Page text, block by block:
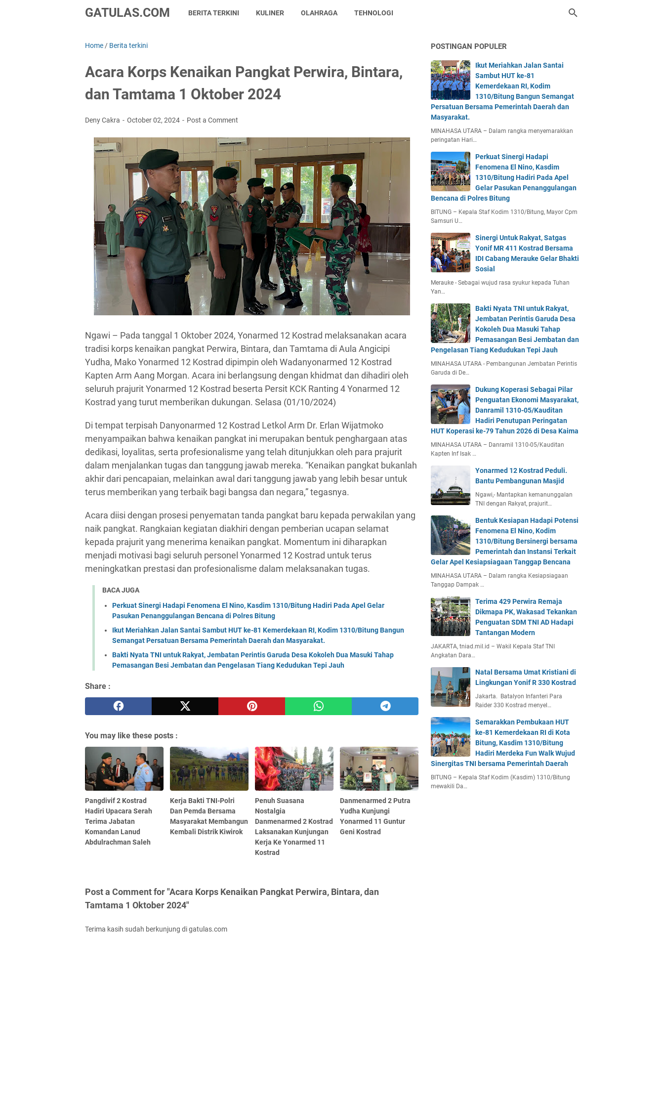
GATULAS.COM BERITA TERKINI KULINER OLAHRAGA TEHNOLOGI
Home / Berita terkini
Acara Korps Kenaikan Pangkat Perwira, Bintara,
dan Tamtama 1 Oktober 2024
Deny Cakra October 02, 2024 Post a Comment
Ngawi – Pada tanggal 1 Oktober 2024, Yonarmed 12 Kostrad melaksanakan acara
tradisi korps kenaikan pangkat Perwira, Bintara, dan Tamtama di Aula Angicipi
Yudha, Mako Yonarmed 12 Kostrad dipimpin oleh Wadanyonarmed 12 Kostrad
Kapten Arm Aang Morgan. Acara ini berlangsung dengan khidmat dan dihadiri oleh
seluruh prajurit Yonarmed 12 Kostrad beserta Persit KCK Ranting 4 Yonarmed 12
Kostrad yang turut memberikan dukungan. Selasa (01/10/2024)
Di tempat terpisah Danyonarmed 12 Kostrad Letkol Arm Dr. Erlan Wijatmoko
menyampaikan bahwa kenaikan pangkat ini merupakan bentuk penghargaan atas
dedikasi, loyalitas, serta profesionalisme yang telah ditunjukkan oleh para prajurit
dalam menjalankan tugas dan tanggung jawab mereka. “Kenaikan pangkat bukanlah
akhir dari pencapaian, melainkan awal dari tanggung jawab yang lebih besar untuk
terus memberikan yang terbaik bagi bangsa dan negara,” tegasnya.
Acara diisi dengan prosesi penyematan tanda pangkat baru kepada perwakilan yang
naik pangkat. Rangkaian kegiatan diakhiri dengan pemberian ucapan selamat
kepada prajurit yang menerima kenaikan pangkat. Momentum ini diharapkan
menjadi motivasi bagi seluruh personel Yonarmed 12 Kostrad untuk terus
meningkatkan prestasi dan profesionalisme dalam melaksanakan tugas.
BACA JUGA
Perkuat Sinergi Hadapi Fenomena El Nino, Kasdim 1310/Bitung Hadiri Pada Apel Gelar
Pasukan Penanggulangan Bencana di Polres Bitung
Ikut Meriahkan Jalan Santai Sambut HUT ke-81 Kemerdekaan RI, Kodim 1310/Bitung Bangun
Semangat Persatuan Bersama Pemerintah Daerah dan Masyarakat.
Bakti Nyata TNI untuk Rakyat, Jembatan Perintis Garuda Desa Kokoleh Dua Masuki Tahap
Pemasangan Besi Jembatan dan Pengelasan Tiang Kedudukan Tepi Jauh
Share :
You may like these posts :
Pangdivif 2 Kostrad
Hadiri Upacara Serah
Terima Jabatan
Komandan Lanud
Abdulrachman Saleh
Kerja Bakti TNI-Polri
Dan Pemda Bersama
Masyarakat Membangun
Kembali Distrik Kiwirok
Penuh Suasana
Nostalgia
Danmenarmed 2 Kostrad
Laksanakan Kunjungan
Kerja Ke Yonarmed 11
Kostrad
Danmenarmed 2 Putra
Yudha Kunjungi
Yonarmed 11 Guntur
Geni Kostrad
Post a Comment for "Acara Korps Kenaikan Pangkat Perwira, Bintara, dan
Tamtama 1 Oktober 2024"
Terima kasih sudah berkunjung di gatulas.com
POSTINGAN POPULER
Ikut Meriahkan Jalan Santai
Sambut HUT ke-81
Kemerdekaan RI, Kodim
1310/Bitung Bangun Semangat
Persatuan Bersama Pemerintah Daerah dan
Masyarakat.
MINAHASA UTARA – Dalam rangka menyemarakkan
peringatan Hari…
Perkuat Sinergi Hadapi
Fenomena El Nino, Kasdim
1310/Bitung Hadiri Pada Apel
Gelar Pasukan Penanggulangan
Bencana di Polres Bitung
BITUNG – Kepala Staf Kodim 1310/Bitung, Mayor Cpm
Samsuri U…
Sinergi Untuk Rakyat, Satgas
Yonif MR 411 Kostrad Bersama
IDI Cabang Merauke Gelar Bhakti
Sosial
Merauke - Sebagai wujud rasa syukur kepada Tuhan
Yan…
Bakti Nyata TNI untuk Rakyat,
Jembatan Perintis Garuda Desa
Kokoleh Dua Masuki Tahap
Pemasangan Besi Jembatan dan
Pengelasan Tiang Kedudukan Tepi Jauh
MINAHASA UTARA - Pembangunan Jembatan Perintis
Garuda di De…
Dukung Koperasi Sebagai Pilar
Penguatan Ekonomi Masyarakat,
Danramil 1310-05/Kauditan
Hadiri Penutupan Peringatan
HUT Koperasi ke-79 Tahun 2026 di Desa Kaima
MINAHASA UTARA – Danramil 1310-05/Kauditan
Kapten Inf Isak …
Yonarmed 12 Kostrad Peduli.
Bantu Pembangunan Masjid
Ngawi,- Mantapkan kemanunggalan
TNI dengan Rakyat, prajurit…
Bentuk Kesiapan Hadapi Potensi
Fenomena El Nino, Kodim
1310/Bitung Bersinergi bersama
Pemerintah dan Instansi Terkait
Gelar Apel Kesiapsiagaan Tanggap Bencana
MINAHASA UTARA – Dalam rangka Kesiapsiagaan
Tanggap Dampak …
Terima 429 Perwira Remaja
Dikmapa PK, Wakasad Tekankan
Penguatan SDM TNI AD Hadapi
Tantangan Modern
JAKARTA, tniad.mil.id – Wakil Kepala Staf TNI
Angkatan Dara…
Natal Bersama Umat Kristiani di
Lingkungan Yonif R 330 Kostrad
Jakarta. Batalyon Infanteri Para
Raider 330 Kostrad menyel…
Semarakkan Pembukaan HUT
ke-81 Kemerdekaan RI di Kota
Bitung, Kasdim 1310/Bitung
Hadiri Merdeka Fun Walk Wujud
Sinergitas TNI bersama Pemerintah Daerah
BITUNG – Kepala Staf Kodim (Kasdim) 1310/Bitung
mewakili Da…